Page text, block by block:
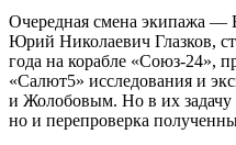
Очередная смена экипажа —
Юрий Николаевич Глазков,
года на корабле «Союз-24»,
«Салют5» исследования и
и Жолобовым. Но в их задачу
но и перепроверка